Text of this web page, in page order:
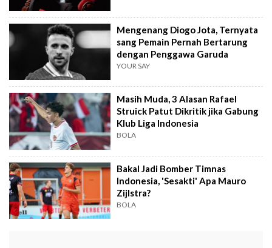
Mengenang Diogo Jota, Ternyata
sang Pemain Pernah Bertarung
dengan Penggawa Garuda
YOUR SAY
Masih Muda, 3 Alasan Rafael
Struick Patut Dikritik jika Gabung
Klub Liga Indonesia
BOLA
Bakal Jadi Bomber Timnas
Indonesia, 'Sesakti' Apa Mauro
Zijlstra?
BOLA